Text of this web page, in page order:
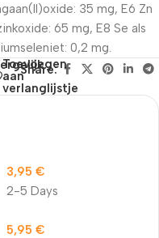
35 mg, E6 Zn
65 mg, E8 Se als
0,2 mg.
Toevoegen
aan
verlanglijstje
Share:
2-5 Days
3,95 €
5,95 €